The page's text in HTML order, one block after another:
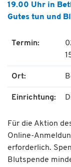
19.00 Uhr in
Gutes tun und
Termin:
Ort:
Einrichtung:
Für die Aktion
Online-
erforderlich.
Blutspende